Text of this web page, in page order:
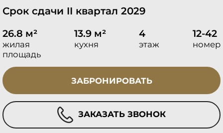
Срок сдачи II квартал 2029
26.8 м²
жилая
площадь
13.9 м²
кухня
4
этаж
12-42
номер
ЗАБРОНИРОВАТЬ
ЗАКАЗАТЬ ЗВОНОК